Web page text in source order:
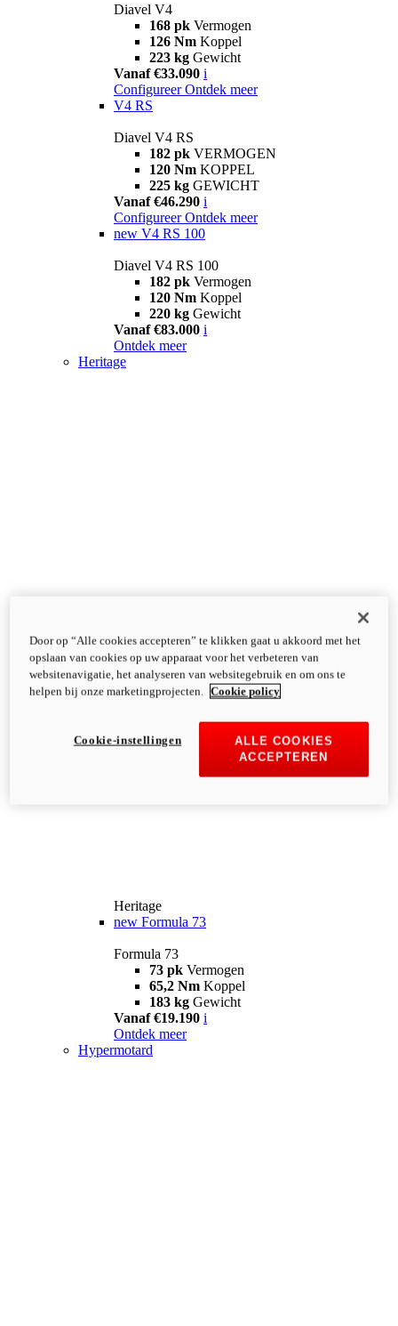
Diavel V4
168 pk Vermogen
126 Nm Koppel
223 kg Gewicht
Vanaf €33.090 i
Configureer Ontdek meer
V4 RS
Diavel V4 RS
182 pk VERMOGEN
120 Nm KOPPEL
225 kg GEWICHT
Vanaf €46.290 i
Configureer Ontdek meer
new V4 RS 100
Diavel V4 RS 100
182 pk Vermogen
120 Nm Koppel
220 kg Gewicht
Vanaf €83.000 i
Ontdek meer
Heritage
Heritage
new Formula 73
Formula 73
73 pk Vermogen
65,2 Nm Koppel
183 kg Gewicht
Vanaf €19.190 i
Ontdek meer
Hypermotard
Door op “Alle cookies accepteren” te klikken gaat u akkoord met het
opslaan van cookies op uw apparaat voor het verbeteren van
websitenavigatie, het analyseren van websitegebruik en om ons te
helpen bij onze marketingprojecten.
Cookie policy
ALLE COOKIES
ACCEPTEREN
Cookie-instellingen